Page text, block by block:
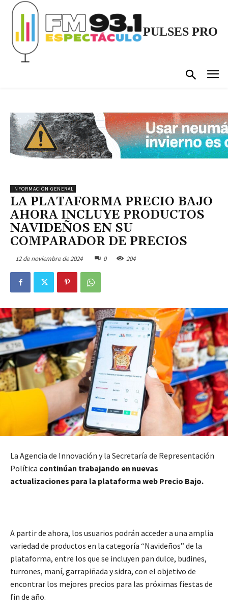
PULSES PRO
INFORMACIÓN GENERAL
LA PLATAFORMA PRECIO BAJO
AHORA INCLUYE PRODUCTOS
NAVIDEÑOS EN SU
COMPARADOR DE PRECIOS
12 de noviembre de 2024 0 204
La Agencia de Innovación y la Secretaría de Representación
Política continúan trabajando en nuevas
actualizaciones para la plataforma web Precio Bajo.
A partir de ahora, los usuarios podrán acceder a una amplia
variedad de productos en la categoría “Navideños” de la
plataforma, entre los que se incluyen pan dulce, budines,
turrones, maní, garrapiñada y sidra, con el objetivo de
encontrar los mejores precios para las próximas fiestas de
fin de año.